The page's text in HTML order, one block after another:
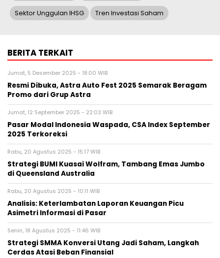
Sektor Unggulan IHSG Tren Investasi Saham
BERITA TERKAIT
Jumat, 5 Desember 2025 - 18:00 WIB
Resmi Dibuka, Astra Auto Fest 2025 Semarak Beragam
Promo dari Grup Astra
Jumat, 12 September 2025 - 22:03 WIB
Pasar Modal Indonesia Waspada, CSA Index September
2025 Terkoreksi
Rabu, 20 Agustus 2025 - 15:17 WIB
Strategi BUMI Kuasai Wolfram, Tambang Emas Jumbo
di Queensland Australia
Rabu, 20 Agustus 2025 - 10:11 WIB
Analisis: Keterlambatan Laporan Keuangan Picu
Asimetri Informasi di Pasar
Senin, 18 Agustus 2025 - 11:46 WIB
Strategi SMMA Konversi Utang Jadi Saham, Langkah
Cerdas Atasi Beban Finansial